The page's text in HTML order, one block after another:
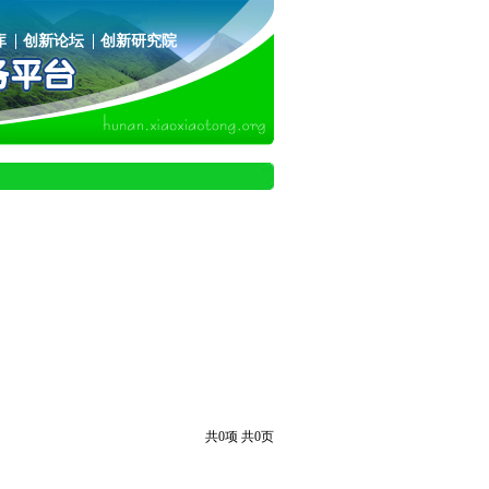
创新论坛 创新研究院
共0项 共0页